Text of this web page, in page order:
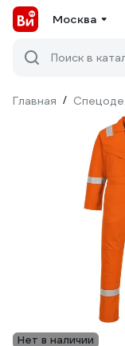
Москва
Поиск в
Главная /
Нет в наличии